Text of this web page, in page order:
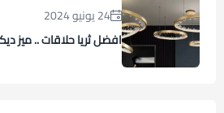
24 يونيو 2024
افضل ثريا حلاقات .. ميز